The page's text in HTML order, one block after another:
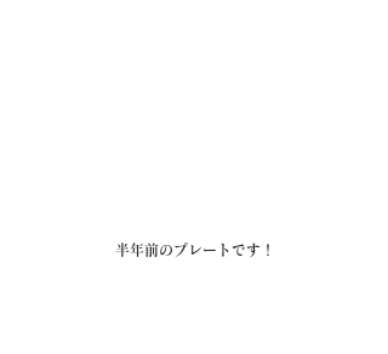
半年前のプレートです！